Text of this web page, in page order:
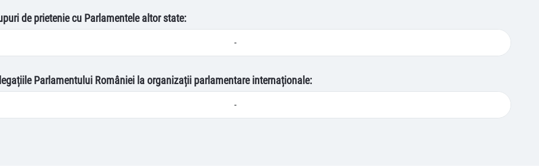
de prietenie cu Parlamentele altor state:
-
Parlamentului României la organizații parlamentare internaționale:
-